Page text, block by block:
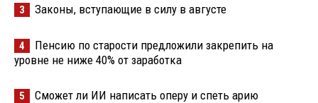
3 Законы, вступающие в силу в августе
4
Пенсию по старости предложили закрепить на
уровне не ниже 40% от заработка
5 Сможет ли ИИ написать оперу и спеть арию